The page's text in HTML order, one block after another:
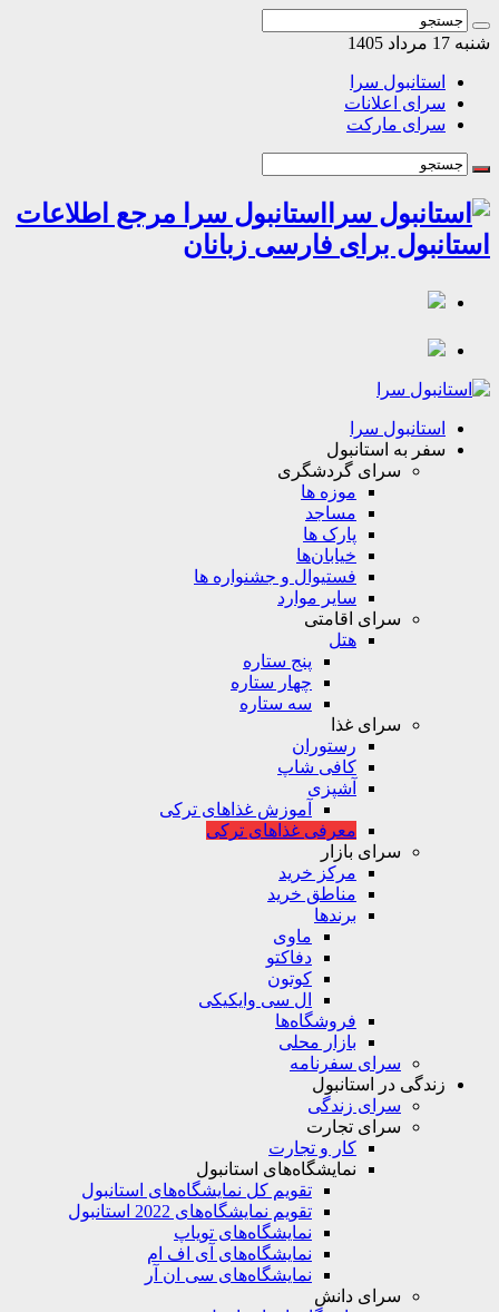
1405
استانبول سرا
سرای اعلانات
سرای مارکت
استانبول سرا مرجع اطلاعات
برای فارسی زبانان
استانبول سرا
سفر به استانبول
سرای گردشگری
موزه ها
مساجد
پارک ها
خیابان‌ها
فستیوال و جشنواره ها
سایر موارد
سرای اقامتی
هتل
پنج ستاره
چهار ستاره
سه ستاره
سرای غذا
رستوران
کافی شاپ
آشپزی
آموزش غذاهای ترکی
معرفی غذاهای ترکی
سرای بازار
مرکز خرید
مناطق خرید
برندها
ماوی
دفاکتو
کوتون
ال سی وایکیکی
فروشگاه‌ها
بازار محلی
سرای سفرنامه
زندگی در استانبول
سرای زندگی
سرای تجارت
کار و تجارت
نمایشگاه‌های استانبول
تقویم کل نمایشگاه‌های استانبول
تقویم نمایشگاه‌های 2022 استانبول
نمایشگاه‌های تویاپ
نمایشگاه‌های آی اف ام
نمایشگاه‌های سی ان آر
سرای دانش